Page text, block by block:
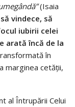
ândă”(Isaia
vindece, să
iubirii celei
arată încă de la
în
marginea cetății,
al Întrupării Celui